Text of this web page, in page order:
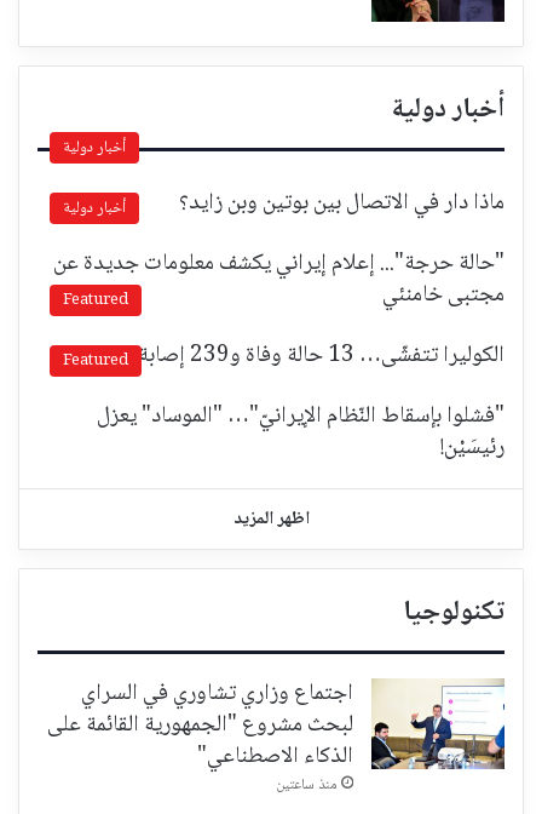
أخبار دولية
أخبار دولية
ماذا دار في الاتصال بين بوتين وبن زايد؟ أخبار دولية
"حالة حرجة"... إعلام إيراني يكشف معلومات جديدة عن
مجتبى خامنئي
Featured
الكوليرا تتفشّى… 13 حالة وفاة و239 إصابة! Featured
"فشلوا بإسقاط النّظام الإيرانيّ"… "الموساد" يعزل
رئيسَيْن!
اظهر المزيد
تكنولوجيا
اجتماع وزاري تشاوري في السراي
لبحث مشروع "الجمهورية القائمة على
الذكاء الاصطناعي"
منذ ساعتين